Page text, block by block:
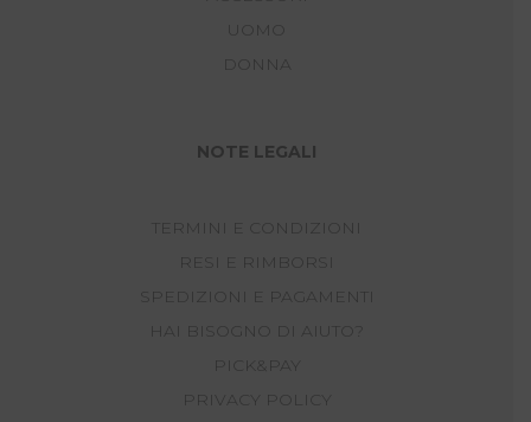
DONNA
NOTE LEGALI
TERMINI E CONDIZIONI
RESI E RIMBORSI
SPEDIZIONI E PAGAMENTI
HAI BISOGNO DI AIUTO?
PICK&PAY
PRIVACY POLICY